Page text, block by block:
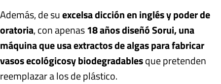
Además, de suexcelsa dicción en inglés y poder de
oratoria, con apenas18 años diseñó Sorui, una
máquina que usa extractos de algas para fabricar
vasos ecológicosy biodegradablesque pretenden
reemplazar a los de plástico.